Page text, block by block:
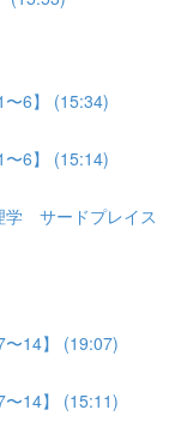
6】 (15:34)
6】 (15:14)
学 サードプレイス
14】 (19:07)
14】 (15:11)